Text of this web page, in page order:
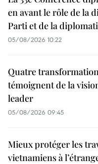
en avant le rôle de la
Parti et de la
05/08/2026 10:22
Quatre
témoignent de la
leader
05/08/2026 09:45
Mieux protéger les
vietnamiens à